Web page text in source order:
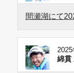
間瀬湖にて
綿貫